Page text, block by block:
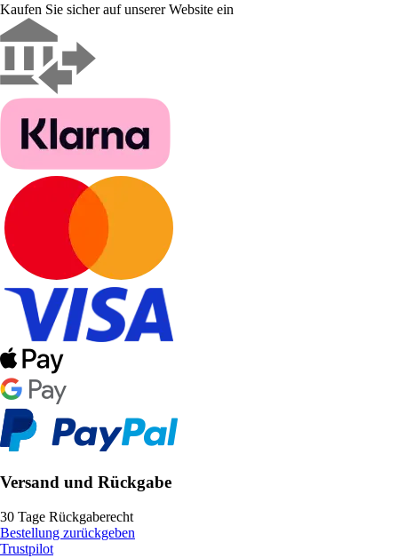
Kaufen Sie sicher auf unserer Website ein
Versand und Rückgabe
30 Tage Rückgaberecht
Bestellung zurückgeben
Trustpilot